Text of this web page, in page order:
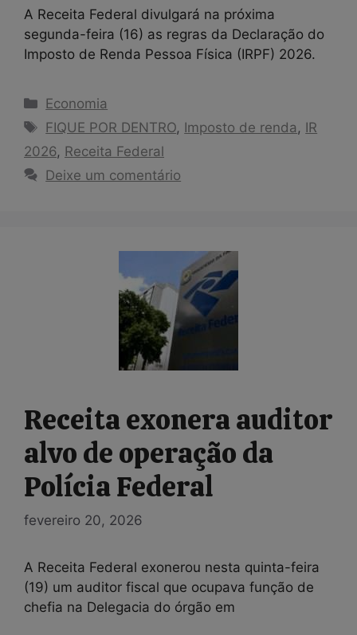
A Receita Federal divulgará na próxima
segunda-feira (16) as regras da Declaração do
Imposto de Renda Pessoa Física (IRPF) 2026.
Categorias
Economia
Tags
FIQUE POR DENTRO, Imposto de renda , IR
2026, Receita Federal
Deixe um comentário
Receita exonera auditor
alvo de operação da
Polícia Federal
fevereiro 20, 2026
A Receita Federal exonerou nesta quinta-feira
(19) um auditor fiscal que ocupava função de
chefia na Delegacia do órgão em